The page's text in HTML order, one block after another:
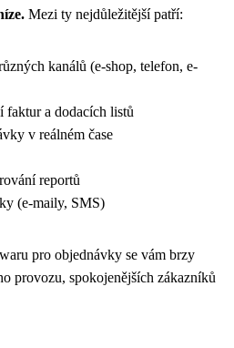
Mezi ty nejdůležitější patří:
kanálů (e-shop, telefon, e-
faktur a dodacích listů
v reálném čase
reportů
(e-maily, SMS)
pro objednávky se vám brzy
provozu, spokojenějších zákazníků